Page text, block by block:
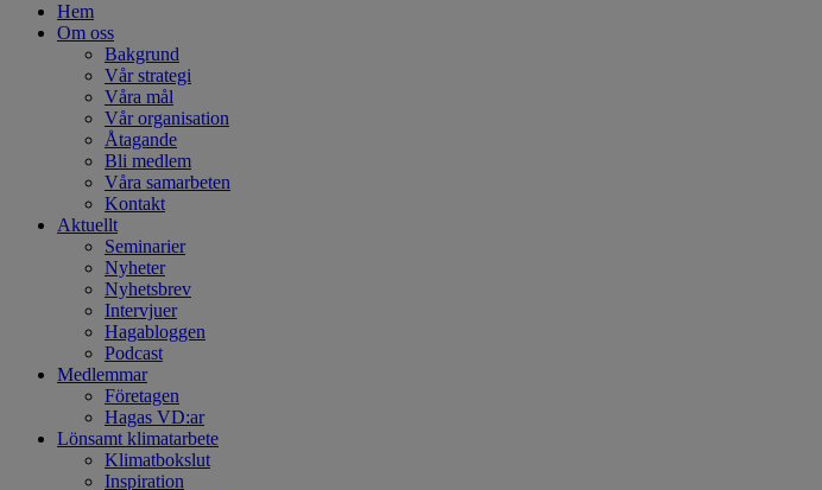
Hem
Om oss
Bakgrund
Vår strategi
Våra mål
Vår organisation
Åtagande
Bli medlem
Våra samarbeten
Kontakt
Aktuellt
Seminarier
Nyheter
Nyhetsbrev
Intervjuer
Hagabloggen
Podcast
Medlemmar
Företagen
Hagas VD:ar
Lönsamt klimatarbete
Klimatbokslut
Inspiration